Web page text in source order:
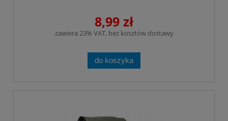
8,99 zł
zawiera 23% VAT, bez kosztów dostawy
do koszyka